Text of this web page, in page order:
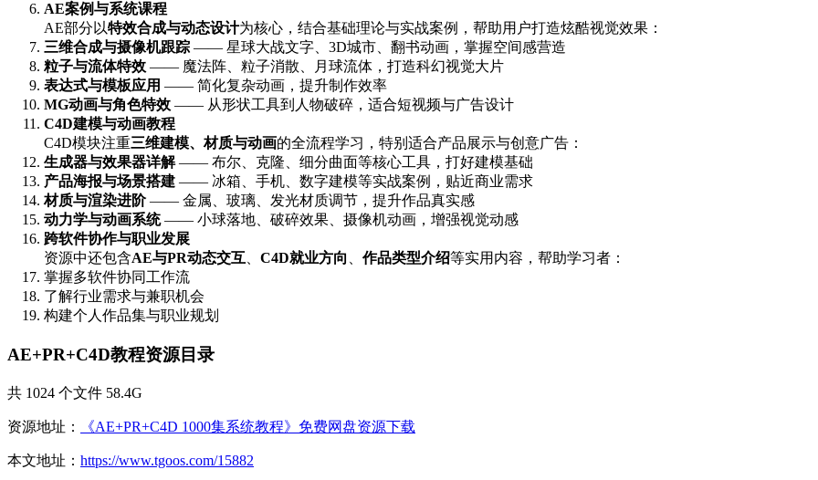
AE案例与系统课程
AE部分以特效合成与动态设计为核心，结合基础理论与实战案例，帮助用户打造炫酷视觉效果：
三维合成与摄像机跟踪 —— 星球大战文字、3D城市、翻书动画，掌握空间感营造
粒子与流体特效 —— 魔法阵、粒子消散、月球流体，打造科幻视觉大片
表达式与模板应用 —— 简化复杂动画，提升制作效率
MG动画与角色特效 —— 从形状工具到人物破碎，适合短视频与广告设计
C4D建模与动画教程
C4D模块注重三维建模、材质与动画的全流程学习，特别适合产品展示与创意广告：
生成器与效果器详解—— 布尔、克隆、细分曲面等核心工具，打好建模基础
产品海报与场景搭建 —— 冰箱、手机、数字建模等实战案例，贴近商业需求
材质与渲染进阶 —— 金属、玻璃、发光材质调节，提升作品真实感
动力学与动画系统—— 小球落地、破碎效果、摄像机动画，增强视觉动感
跨软件协作与职业发展
资源中还包含AE与PR动态交互 C4D就业方向 作品类型介绍等实用内容，帮助学习者：
掌握多软件协同工作流
了解行业需求与兼职机会
构建个人作品集与职业规划
AE+PR+C4D教程资源目录
共 1024 个文件 58.4G
资源地址： 《AE+PR+C4D 1000集系统教程》免费网盘资源下载
本文地址： https://www.tgoos.com/15882